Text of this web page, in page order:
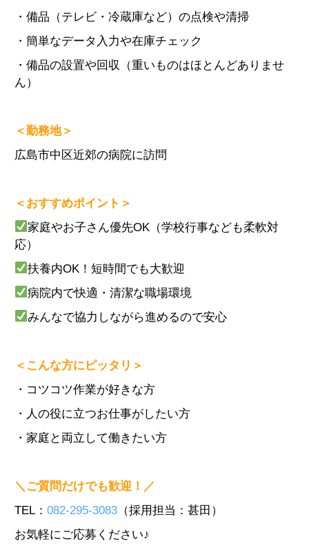
・備品（テレビ・冷蔵庫など）の点検や清掃
・簡単なデータ入力や在庫チェック
・備品の設置や回収（重いものはほとんどありませ
ん）
＜勤務地＞
広島市中区近郊の病院に訪問
＜おすすめポイント＞
家庭やお子さん優先OK（学校行事なども柔軟対
応）
扶養内OK！短時間でも大歓迎
病院内で快適・清潔な職場環境
みんなで協力しながら進めるので安心
＜こんな方にピッタリ＞
・コツコツ作業が好きな方
・人の役に立つお仕事がしたい方
・家庭と両立して働きたい方
＼ご質問だけでも歓迎！／
TEL：082-295-3083 （採用担当：甚田）
お気軽にご応募ください♪